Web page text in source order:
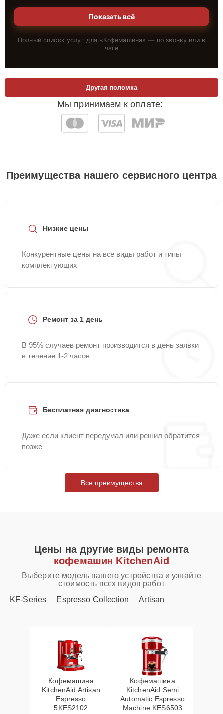
Показать всё
Полный список услуг для «Кофемашина» — по звонку или в
чате
Мы принимаем к оплате:
Другая поломка
Преимущества нашего сервисного центра
Низкие цены
Конкурентные цены на все виды работ и типы
комплектующих
Ремонт за 1 день
В 95% случаев ремонт производится в день заявки
в течение 1-2 часов
Бесплатная диагностика
Даже если клиент передумал или решил обратится
позже
Все преимущества
Цены на другие виды ремонта
кофемашин KitchenAid
Выберите модель вашего устройства и узнайте
стоимость всех видов работ
KF-Series
Espresso Collection Artisan
Кофемашина
KitchenAid Artisan
Espresso
5KES2102
Кофемашина
KitchenAid Semi
Automatic Espresso
Machine KES6503